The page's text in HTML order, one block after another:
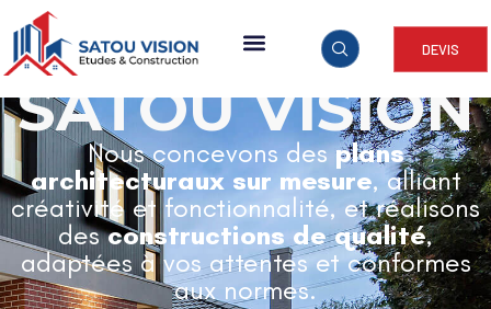
DEVIS
ARCHITECTURE & CONSTRUCTION
SATOU VISION
Nous concevons desplans
architecturaux sur mesure, alliant
créativité et fonctionnalité, et réalisons
desconstructions de qualité,
adaptées à vos attentes et conformes
aux normes.